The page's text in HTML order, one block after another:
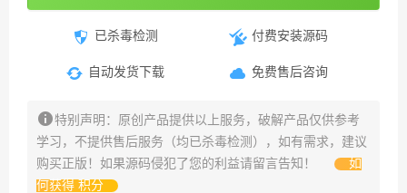
已杀毒检测
自动发货下载
付费安装源码
免费售后咨询
特别声明：原创产品提供以上服务，破解产品仅供参考
学习，不提供售后服务（均已杀毒检测），如有需求，建议
购买正版！如果源码侵犯了您的利益请留言告知！
如
何获得 积分